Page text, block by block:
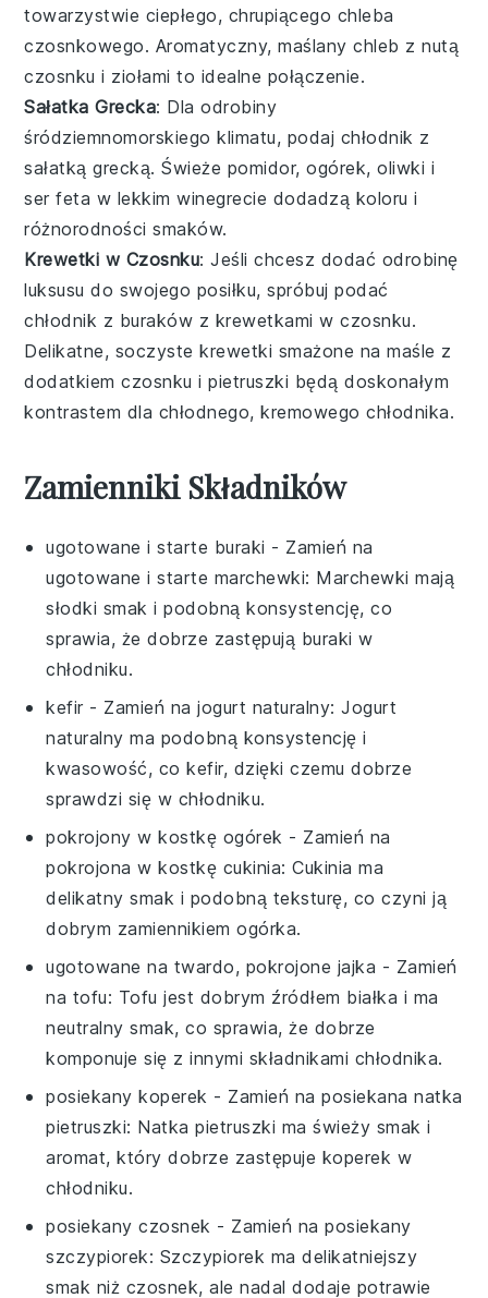
towarzystwie ciepłego, chrupiącego chleba
czosnkowego. Aromatyczny, maślany chleb z nutą
czosnku i ziołami to idealne połączenie.
Sałatka Grecka: Dla odrobiny
śródziemnomorskiego klimatu, podaj chłodnik z
sałatką grecką. Świeże pomidor,ogórek,oliwki i
ser feta w lekkimwinegrecie dodadzą koloru i
różnorodności smaków.
Krewetki w Czosnku: Jeśli chcesz dodać odrobinę
luksusu do swojego posiłku, spróbuj podać
chłodnik z buraków z krewetkami w czosnku.
Delikatne, soczystekrewetki smażone na maśle z
dodatkiemczosnku ipietruszki będą doskonałym
kontrastem dla chłodnego, kremowegochłodnika.
Zamienniki Składników
ugotowane i starte buraki - Zamień na
ugotowane i starte marchewki: Marchewki mają
słodki smak i podobną konsystencję, co
sprawia, że dobrze zastępują buraki w
chłodniku.
kefir - Zamień najogurt naturalny: Jogurt
naturalny ma podobną konsystencję i
kwasowość, co kefir, dzięki czemu dobrze
sprawdzi się w chłodniku.
pokrojony w kostkę ogórek - Zamień na
pokrojona w kostkę cukinia: Cukinia ma
delikatny smak i podobną teksturę, co czyni ją
dobrym zamiennikiem ogórka.
ugotowane na twardo, pokrojone jajka - Zamień
na tofu: Tofu jest dobrym źródłem białka i ma
neutralny smak, co sprawia, że dobrze
komponuje się z innymi składnikami chłodnika.
posiekany koperek - Zamień naposiekana natka
pietruszki: Natka pietruszki ma świeży smak i
aromat, który dobrze zastępuje koperek w
chłodniku.
posiekany czosnek - Zamień naposiekany
szczypiorek: Szczypiorek ma delikatniejszy
smak niż czosnek, ale nadal dodaje potrawie